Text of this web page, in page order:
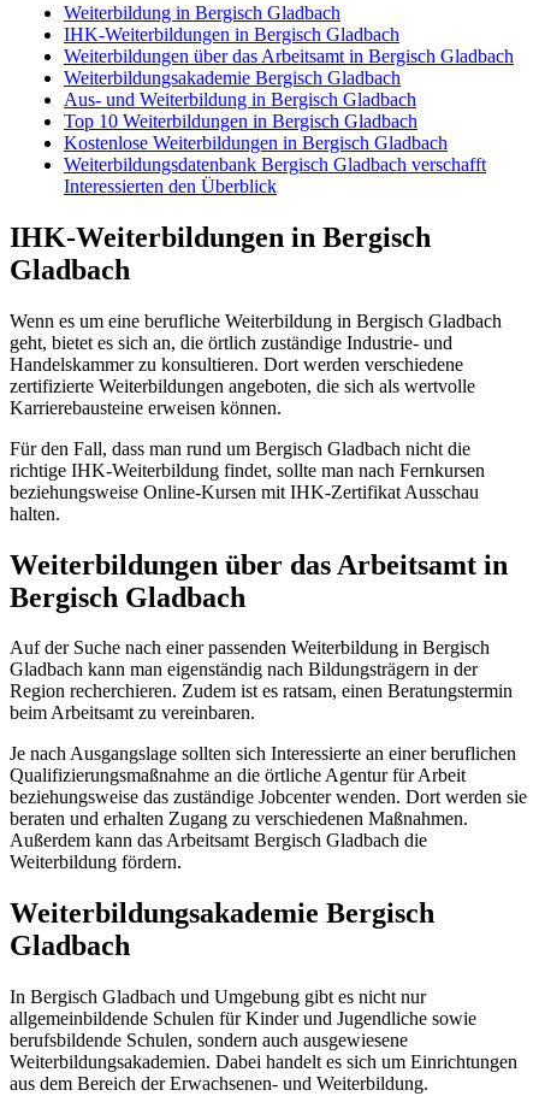
Weiterbildung in Bergisch Gladbach
IHK-Weiterbildungen in Bergisch Gladbach
Weiterbildungen über das Arbeitsamt in Bergisch Gladbach
Weiterbildungsakademie Bergisch Gladbach
Aus- und Weiterbildung in Bergisch Gladbach
Top 10 Weiterbildungen in Bergisch Gladbach
Kostenlose Weiterbildungen in Bergisch Gladbach
Weiterbildungsdatenbank Bergisch Gladbach verschafft
Interessierten den Überblick
IHK-Weiterbildungen in Bergisch
Gladbach
Wenn es um eine berufliche Weiterbildung in Bergisch Gladbach
geht, bietet es sich an, die örtlich zuständige Industrie- und
Handelskammer zu konsultieren. Dort werden verschiedene
zertifizierte Weiterbildungen angeboten, die sich als wertvolle
Karrierebausteine erweisen können.
Für den Fall, dass man rund um Bergisch Gladbach nicht die
richtige IHK-Weiterbildung findet, sollte man nach Fernkursen
beziehungsweise Online-Kursen mit IHK-Zertifikat Ausschau
halten.
Weiterbildungen über das Arbeitsamt in
Bergisch Gladbach
Auf der Suche nach einer passenden Weiterbildung in Bergisch
Gladbach kann man eigenständig nach Bildungsträgern in der
Region recherchieren. Zudem ist es ratsam, einen Beratungstermin
beim Arbeitsamt zu vereinbaren.
Je nach Ausgangslage sollten sich Interessierte an einer beruflichen
Qualifizierungsmaßnahme an die örtliche Agentur für Arbeit
beziehungsweise das zuständige Jobcenter wenden. Dort werden sie
beraten und erhalten Zugang zu verschiedenen Maßnahmen.
Außerdem kann das Arbeitsamt Bergisch Gladbach die
Weiterbildung fördern.
Weiterbildungsakademie Bergisch
Gladbach
In Bergisch Gladbach und Umgebung gibt es nicht nur
allgemeinbildende Schulen für Kinder und Jugendliche sowie
berufsbildende Schulen, sondern auch ausgewiesene
Weiterbildungsakademien. Dabei handelt es sich um Einrichtungen
aus dem Bereich der Erwachsenen- und Weiterbildung.